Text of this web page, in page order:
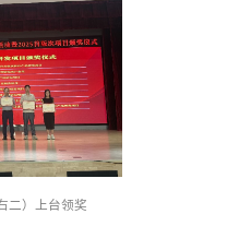
二）上台领奖